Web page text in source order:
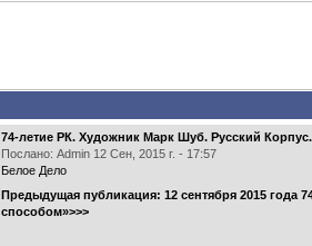
74-летие РК. Художник Марк Шуб. Русский
Послано: Admin 12 Сен, 2015 г. - 17:57
Белое Дело
Предыдущая публикация: 12 сентября 2015 года
способом»>>>